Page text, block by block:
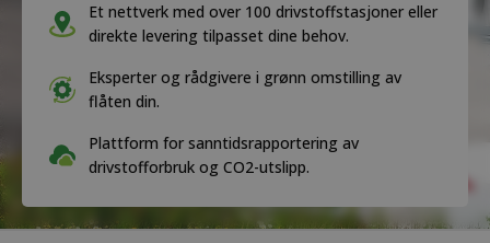
Et nettverk med over 100 drivstoffstasjoner eller
direkte levering tilpasset dine behov.
Eksperter og rådgivere i grønn omstilling av
flåten din.
Plattform for sanntidsrapportering av
drivstofforbruk og CO2-utslipp.